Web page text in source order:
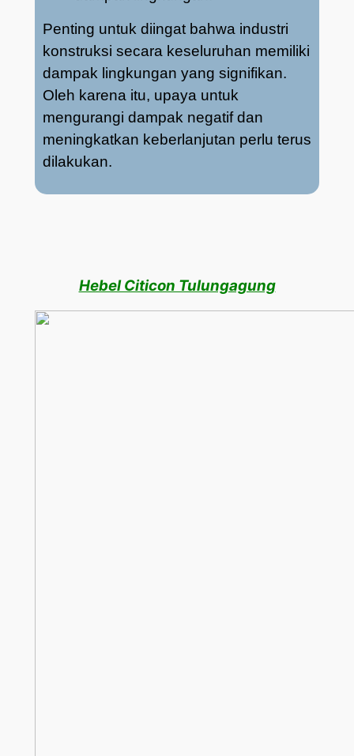
Penting untuk diingat bahwa industri
konstruksi secara keseluruhan memiliki
dampak lingkungan yang signifikan.
Oleh karena itu, upaya untuk
mengurangi dampak negatif dan
meningkatkan keberlanjutan perlu terus
dilakukan.
Hebel Citicon Tulungagung